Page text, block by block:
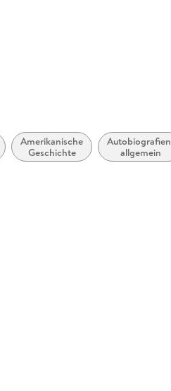
Amerikanische
Geschichte
allgemein